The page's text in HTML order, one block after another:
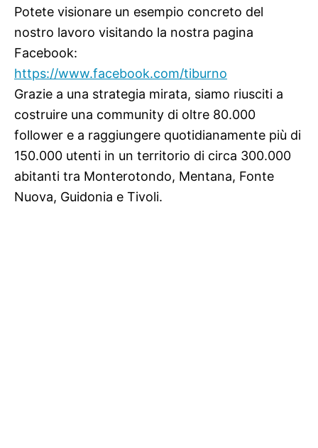
Potete visionare un esempio concreto del
nostro lavoro visitando la nostra pagina
Facebook:
https://www.facebook.com/tiburno
Grazie a una strategia mirata, siamo riusciti a
costruire una community di oltre 80.000
follower e a raggiungere quotidianamente più di
150.000 utenti in un territorio di circa 300.000
abitanti tra Monterotondo, Mentana, Fonte
Nuova, Guidonia e Tivoli.